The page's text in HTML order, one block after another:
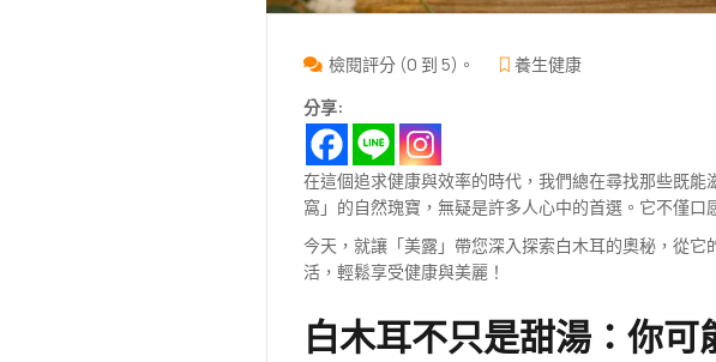
檢閱評分 (0 到 5)。
養生健康
分享:
在這個追求健康與效率的時代，我們總在尋找那些既
窩」的自然瑰寶，無疑是許多人心中的首選。它不僅
今天，就讓「美露」帶您深入探索白木耳的奧秘，從
活，輕鬆享受健康與美麗！
白木耳不只是甜湯：你